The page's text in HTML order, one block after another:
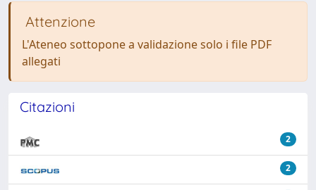
Attenzione
L'Ateneo sottopone a validazione solo i file PDF
allegati
Citazioni
2
2